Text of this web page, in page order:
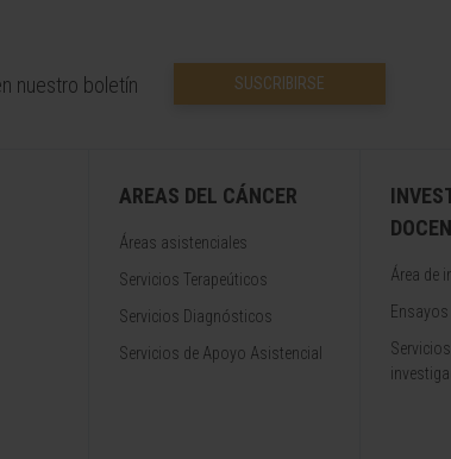
nuestro boletín SUSCRIBIRSE
AREAS DEL CÁNCER
Áreas asistenciales
Servicios Terapeúticos
Servicios Diagnósticos
Servicios de Apoyo Asistencial
Área de